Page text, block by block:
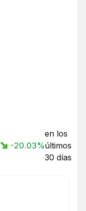
-20.03%
en los
últimos
30 días